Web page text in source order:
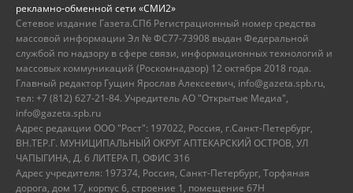
рекламно-обменной сети «СМИ2»
Сетевое издание Газета.СПб Регистрационный номер средства
массовой информации Эл № ФС77-73908 выдан Федеральной
службой по надзору в сфере связи, информационных технологий и
массовых коммуникаций (Роскомнадзор) 12 октября 2018 года.
Главный редактор Гущин Ярослав Алексеевич, info@gazeta.spb.ru,
тел: +7 (812) 627-21-84. Учредитель АО "Открытые Медиа",
info@gazeta.spb.ru
Адрес редакции ООО "Рост": 197022, Россия, г.Санкт-Петербург,
ВН.ТЕР.Г. МУНИЦИПАЛЬНЫЙ ОКРУГ АПТЕКАРСКИЙ ОСТРОВ, УЛ
ЧАПЫГИНА, Д. 6 ЛИТЕРА П, ОФИС 316
Адрес учредителя: 197374, Россия, Санкт-Петербург, Торфяная
дорога, дом 17, корпус 6, строение 1, помещение 67Н